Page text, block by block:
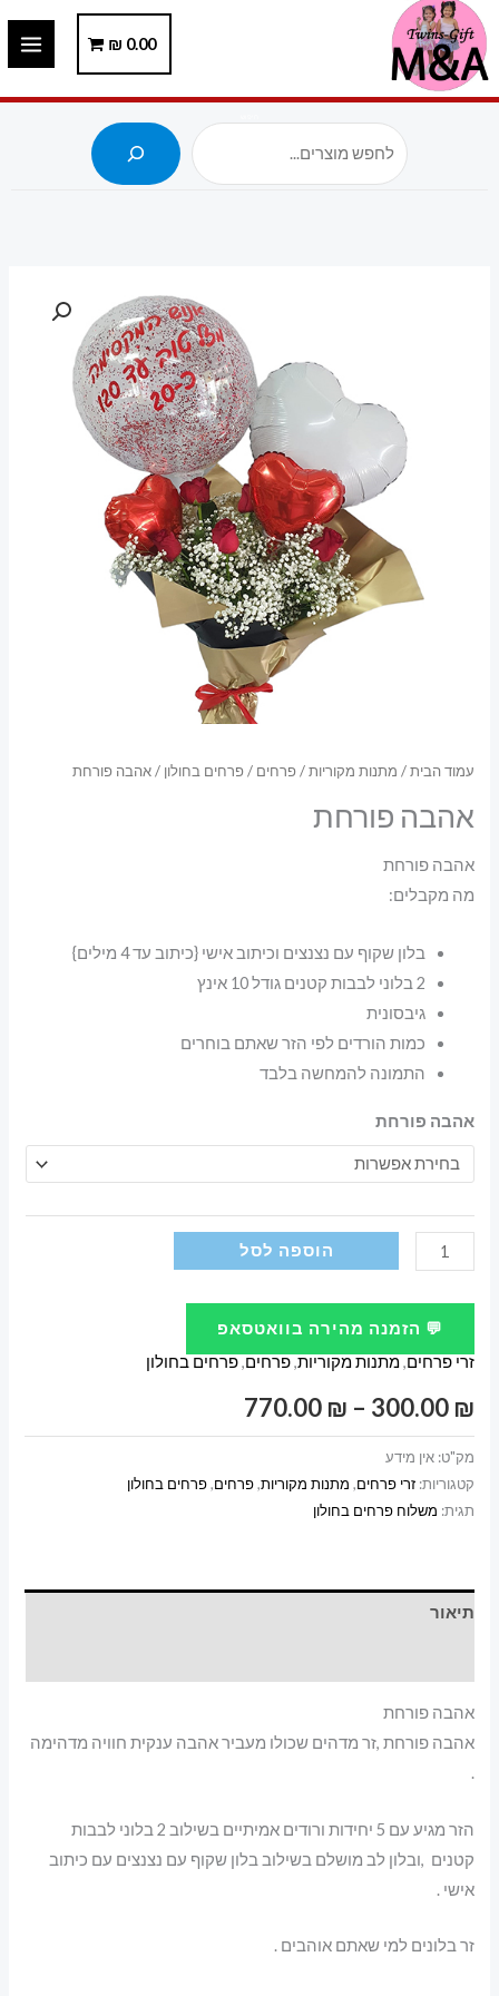
דילוג
לתוכן
0.00
₪
עמוד הבית/ מתנות מקוריות/פרחים /פרחים בחולון / אהבה פורחת
אהבה פורחת
אהבה פורחת
מה מקבלים:
בלון שקוף עם נצנצים וכיתוב אישי {כיתוב עד 4 מילים}
2 בלוני לבבות קטנים גודל 10 אינץ
גיבסונית
כמות הורדים לפי הזר שאתם בוחרים
התמונה להמחשה בלבד
אהבה פורחת
כמות
של
אהבה
פורחת
הוספה לסל
💬 הזמנה מהירה בוואטסאפ
זרי פרחים,מתנות מקוריות,פרחים,פרחים בחולון
300.00 ₪
–
770.00 ₪
⁦770.00 ₪⁩
מק"ט:אין מידע
קטגוריות:זרי פרחים, מתנות מקוריות,פרחים,פרחים בחולון
תגית: משלוח פרחים בחולון
תיאור
אהבה פורחת
אהבה פורחת ,זר מדהים שכולו מעביר אהבה ענקית חוויה מדהימה
.
הזר מגיע עם 5 יחידות ורודים אמיתיים בשילוב 2 בלוני לבבות
קטנים ,ובלון לב מושלם בשילוב בלון שקוף עם נצנצים עם כיתוב
אישי .
זר בלונים למי שאתם אוהבים .